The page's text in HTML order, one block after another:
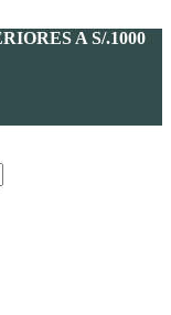
A S/.1000